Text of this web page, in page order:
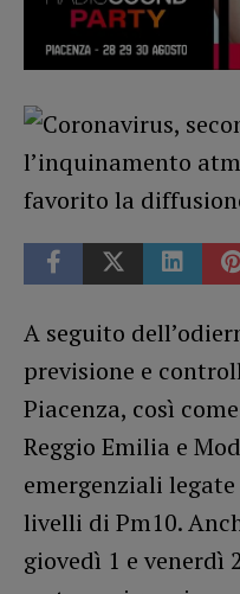
A seguito
previsione e
Piacenza, così
Reggio Emilia e
emergenziali
livelli di Pm10.
giovedì 1 e venerdì